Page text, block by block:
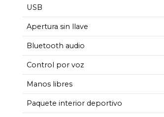
USB
Apertura sin llave
Bluetooth audio
Control por voz
Manos libres
Paquete interior deportivo